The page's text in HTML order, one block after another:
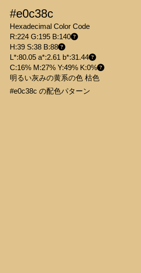
#e0c38c
Hexadecimal Color Code
R:224 G:195 B:140
H:39 S:38 B:88
L*:80.05 a*:2.61 b*:31.44
C:16% M:27% Y:49% K:0%
明るい灰みの黄系の色 枯色
#e0c38c の配色パターン